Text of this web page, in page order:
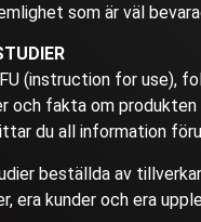
som är väl
(instruction for use),
och fakta om
du all information
beställda av
era kunder och era